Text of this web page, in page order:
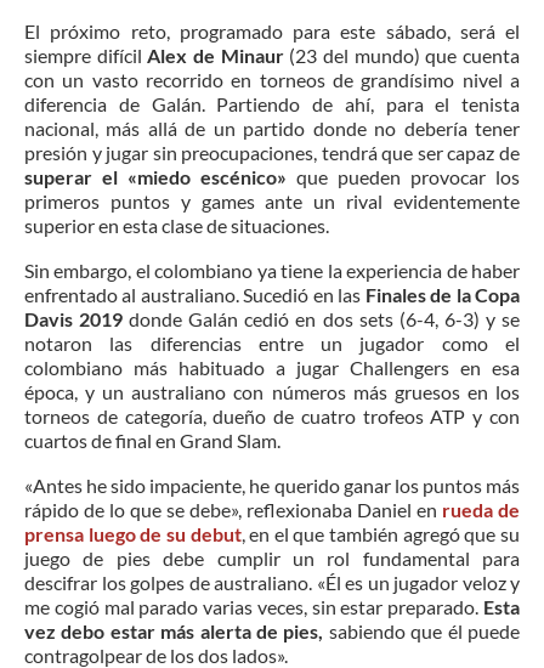
El próximo reto, programado para este sábado, será el
siempre difícil Alex de Minaur(23 del mundo) que cuenta
con un vasto recorrido en torneos de grandísimo nivel a
diferencia de Galán. Partiendo de ahí, para el tenista
nacional, más allá de un partido donde no debería tener
presión y jugar sin preocupaciones, tendrá que ser capaz de
superar el «miedo escénico» que pueden provocar los
primeros puntos y games ante un rival evidentemente
superior en esta clase de situaciones.
Sin embargo, el colombiano ya tiene la experiencia de haber
enfrentado al australiano. Sucedió en las Finales de la Copa
Davis 2019 donde Galán cedió en dos sets (6-4, 6-3) y se
notaron las diferencias entre un jugador como el
colombiano más habituado a jugar Challengers en esa
época, y un australiano con números más gruesos en los
torneos de categoría, dueño de cuatro trofeos ATP y con
cuartos de final en Grand Slam.
«Antes he sido impaciente, he querido ganar los puntos más
rápido de lo que se debe», reflexionaba Daniel en rueda de
prensa luego de su debut, en el que también agregó que su
juego de pies debe cumplir un rol fundamental para
descifrar los golpes de australiano. «Él es un jugador veloz y
me cogió mal parado varias veces, sin estar preparado. Esta
vez debo estar más alerta de pies, sabiendo que él puede
contragolpear de los dos lados».